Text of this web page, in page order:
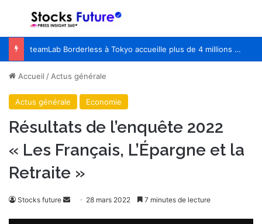
Menu
teamLab Borderless à Tokyo accueille plus de 4 millions de visiteurs provenant de plus de 185 pays
Accueil /Actus générale
Actus générale Economie
Résultats de l’enquête 2022
« Les Français, L’Épargne et la
Retraite »
Stocks future 28 mars 2022 7 minutes de lecture